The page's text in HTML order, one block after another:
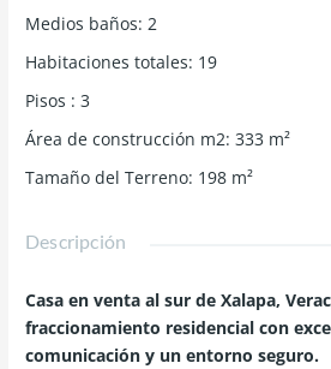
Medios baños: 2
Habitaciones totales: 19
Pisos : 3
Área de construcción m2: 333 m²
Tamaño del Terreno: 198 m²
Descripción
Casa en venta al sur de Xalapa,
fraccionamiento residencial con
comunicación y un entorno seguro.